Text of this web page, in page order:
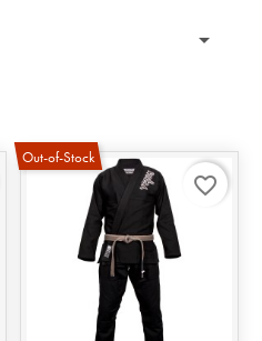

Out-of-Stock
favorite_border